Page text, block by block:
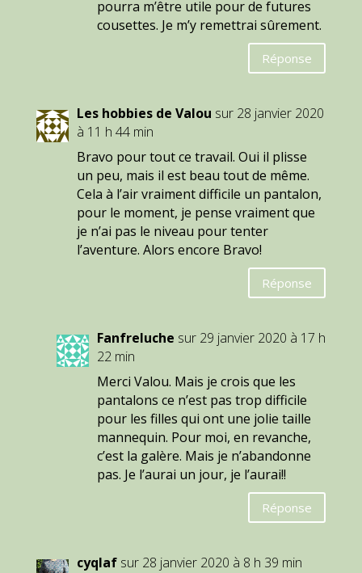
pourra m’être utile pour de futures
cousettes. Je m’y remettrai sûrement.
Réponse
Les hobbies de Valou sur 28 janvier 2020
à 11 h 44 min
Bravo pour tout ce travail. Oui il plisse
un peu, mais il est beau tout de même.
Cela à l’air vraiment difficile un pantalon,
pour le moment, je pense vraiment que
je n’ai pas le niveau pour tenter
l’aventure. Alors encore Bravo!
Réponse
Fanfreluche sur 29 janvier 2020 à 17 h
22 min
Merci Valou. Mais je crois que les
pantalons ce n’est pas trop difficile
pour les filles qui ont une jolie taille
mannequin. Pour moi, en revanche,
c’est la galère. Mais je n’abandonne
pas. Je l’aurai un jour, je l’aurai!!
Réponse
cyqlaf sur 28 janvier 2020 à 8 h 39 min